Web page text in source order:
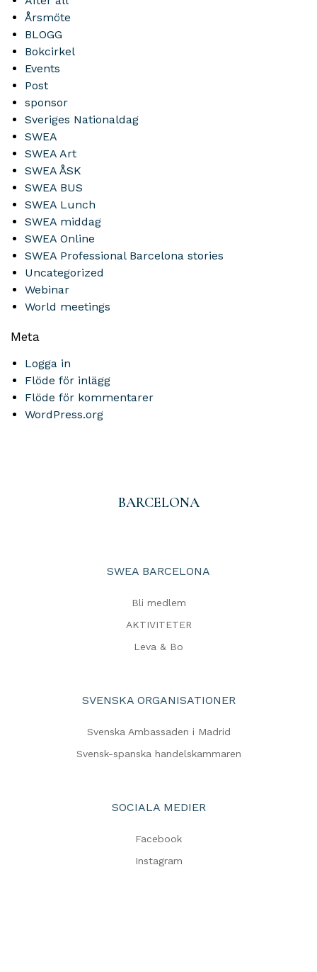
Årsmöte
BLOGG
Bokcirkel
Events
Post
sponsor
Sveriges Nationaldag
SWEA
SWEA Art
SWEA ÅSK
SWEA BUS
SWEA Lunch
SWEA middag
SWEA Online
SWEA Professional Barcelona stories
Uncategorized
Webinar
World meetings
Meta
Logga in
Flöde för inlägg
Flöde för kommentarer
WordPress.org
BARCELONA
SWEA BARCELONA
Bli medlem
AKTIVITETER
Leva & Bo
SVENSKA ORGANISATIONER
Svenska Ambassaden i Madrid
Svensk-spanska handelskammaren
SOCIALA MEDIER
Facebook
Instagram